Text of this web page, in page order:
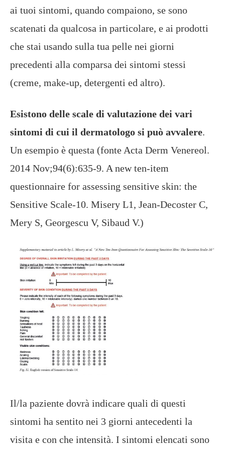
ai tuoi sintomi, quando compaiono, se sono
scatenati da qualcosa in particolare, e ai prodotti
che stai usando sulla tua pelle nei giorni
precedenti alla comparsa dei sintomi stessi
(creme, make-up, detergenti ed altro).
Esistono delle scale di valutazione dei vari
sintomi di cui il dermatologo si può avvalere.
Un esempio è questa (fonte Acta Derm Venereol.
2014 Nov;94(6):635-9. A new ten-item
questionnaire for assessing sensitive skin: the
Sensitive Scale-10. Misery L1, Jean-Decoster C,
Mery S, Georgescu V, Sibaud V.)
Il/la paziente dovrà indicare quali di questi
sintomi ha sentito nei 3 giorni antecedenti la
visita e con che intensità. I sintomi elencati sono